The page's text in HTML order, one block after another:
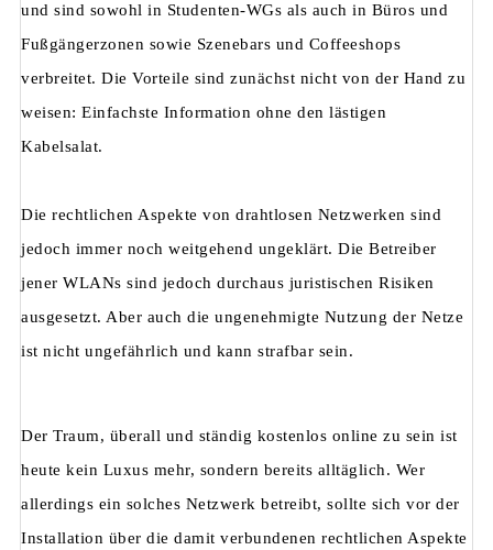
und sind sowohl in Studenten-WGs als auch in Büros und
Fußgängerzonen sowie Szenebars und Coffeeshops
verbreitet. Die Vorteile sind zunächst nicht von der Hand zu
weisen: Einfachste Information ohne den lästigen
Kabelsalat.
Die rechtlichen Aspekte von drahtlosen Netzwerken sind
jedoch immer noch weitgehend ungeklärt. Die Betreiber
jener WLANs sind jedoch durchaus juristischen Risiken
ausgesetzt. Aber auch die ungenehmigte Nutzung der Netze
ist nicht ungefährlich und kann strafbar sein.
Der Traum, überall und ständig kostenlos online zu sein ist
heute kein Luxus mehr, sondern bereits alltäglich. Wer
allerdings ein solches Netzwerk betreibt, sollte sich vor der
Installation über die damit verbundenen rechtlichen Aspekte